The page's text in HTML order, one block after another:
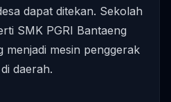
dapat ditekan. Sekolah
SMK PGRI Bantaeng
menjadi mesin penggerak
daerah.